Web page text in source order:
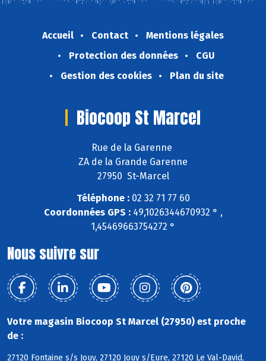
Accueil Contact
Mentions légales
Protection des données
CGU
Gestion des cookies
Plan du site
Biocoop St Marcel
Rue de la Garenne
ZA de la Grande Garenne
27950 St-Marcel
Téléphone :02 32 71 77 60
Coordonnées GPS :49,1026344670932 ° ,
1,45469663754272 °
Nous suivre sur
Votre magasin Biocoop St Marcel (27950) est proche
de :
27120 Fontaine s/s Jouy, 27120 Jouy s/Eure, 27120 Le Val-David,